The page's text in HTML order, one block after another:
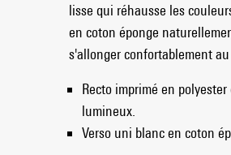
lisse qui réhausse les
en coton éponge
s'allonger confortablement au
Recto imprimé en
lumineux.
Verso uni blanc en coton